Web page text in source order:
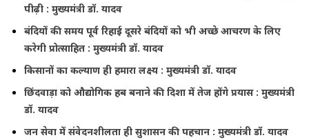
पीढ़ी : मुख्यमंत्री डॉ. यादव
बंदियों की समय पूर्व रिहाई दूसरे बंदियों को भी अच्छे आचरण के लिए
करेगी प्रोत्साहित : मुख्यमंत्री डॉ. यादव
किसानों का कल्याण ही हमारा लक्ष्य : मुख्यमंत्री डॉ. यादव
छिंदवाड़ा को औद्योगिक हब बनाने की दिशा में तेज होंगे प्रयास : मुख्यमंत्री
डॉ. यादव
जन सेवा में संवेदनशीलता ही सुशासन की पहचान : मुख्यमंत्री डॉ. यादव